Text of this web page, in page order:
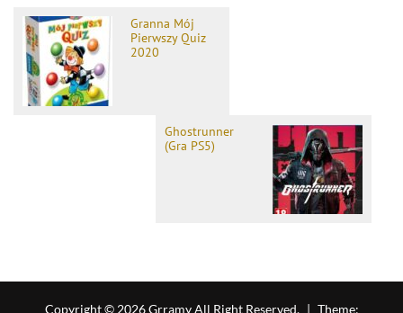
Granna Mój
Pierwszy Quiz
2020
Ghostrunner
(Gra PS5)
Copyright © 2026 Grramy All Right Reserved. | Theme: